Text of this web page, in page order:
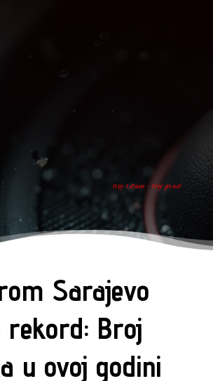
tvoj ritam - tvoj grad
Sarajevo
rekord: Broj
u ovoj godini